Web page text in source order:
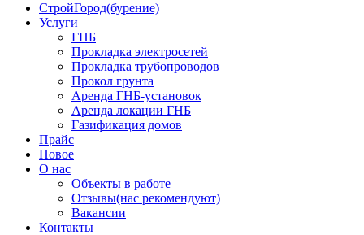
трудопроводов ∿ Газификация жилого сектора ✆
+74951573444
СтройГород(бурение)
Услуги
ГНБ
Прокладка электросетей
Прокладка трубопроводов
Прокол грунта
Аренда ГНБ-установок
Аренда локации ГНБ
Газификация домов
Прайс
Новое
О нас
Объекты в работе
Отзывы(нас рекомендуют)
Вакансии
Контакты